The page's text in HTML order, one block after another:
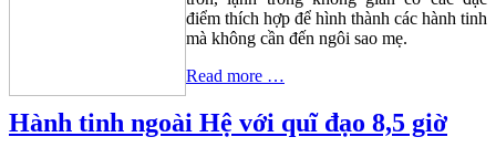
điểm thích hợp để hình thành các hành tinh
mà không cần đến ngôi sao mẹ.
Read more …
Hành tinh ngoài Hệ với quĩ đạo 8,5 giờ